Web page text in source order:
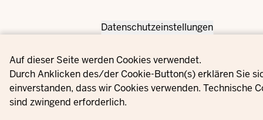
Privacy settings
Datenschutzeinstellungen
Auf dieser Seite werden Cookies verwendet.
Durch Anklicken des/der Cookie-Button(s) erklären Sie
einverstanden, dass wir Cookies verwenden. Technische
sind zwingend erforderlich.